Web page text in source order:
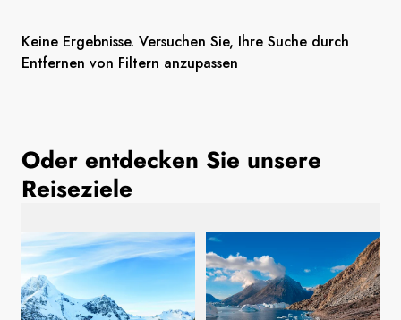
Deutschland
Schweden
Norwegen
Keine Ergebnisse. Versuchen Sie, Ihre Suche durch
Entfernen von Filtern anzupassen
Oder entdecken Sie unsere
Reiseziele